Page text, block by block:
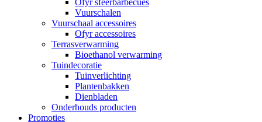
Vuurschalen
Vuurschaal accessoires
Ofyr accessoires
Terrasverwarming
Bioethanol verwarming
Tuindecoratie
Tuinverlichting
Plantenbakken
Dienbladen
Onderhouds producten
Promoties